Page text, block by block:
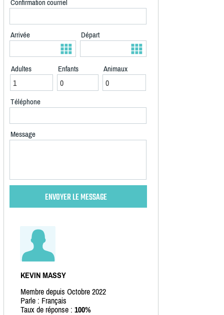
Confirmation courriel
Arrivée Départ
Adultes Enfants Animaux
Téléphone
Message
KEVIN MASSY
Membre depuis Octobre 2022
Parle : Français
Taux de réponse : 100%